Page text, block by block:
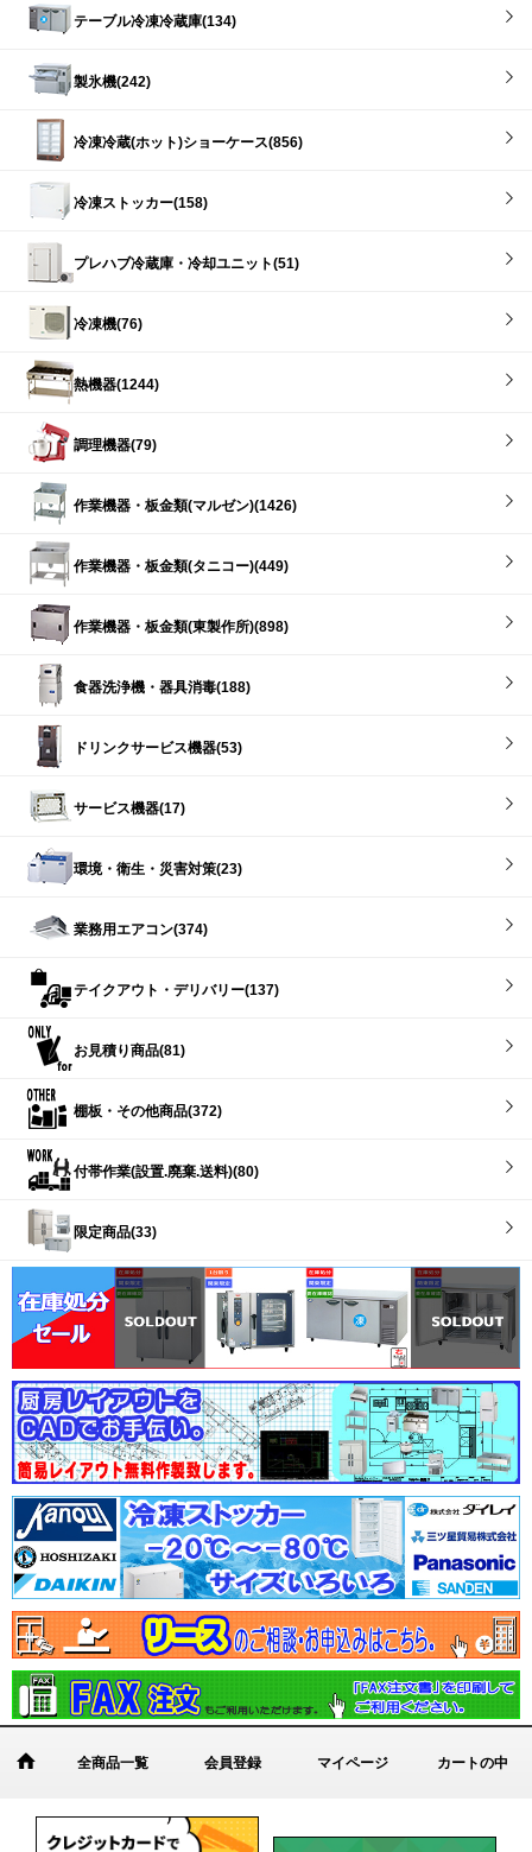
テーブル冷凍冷蔵庫(134)
製氷機(242)
冷凍冷蔵(ホット)ショーケース(856)
冷凍ストッカー(158)
プレハブ冷蔵庫・冷却ユニット(51)
冷凍機(76)
熱機器(1244)
調理機器(79)
作業機器・板金類(マルゼン)(1426)
作業機器・板金類(タニコー)(449)
作業機器・板金類(東製作所)(898)
食器洗浄機・器具消毒(188)
ドリンクサービス機器(53)
サービス機器(17)
環境・衛生・災害対策(23)
業務用エアコン(374)
テイクアウト・デリバリー(137)
お見積り商品(81)
棚板・その他商品(372)
付帯作業(設置.廃棄.送料)(80)
限定商品(33)
全商品一覧 会員登録 マイページ カートの中